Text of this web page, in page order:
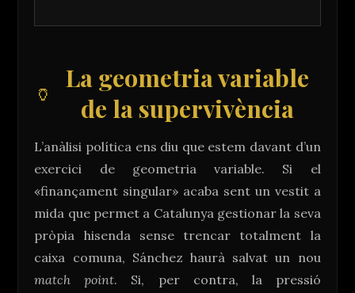
La geometria variable
de la supervivència
L’anàlisi política ens diu que estem davant d’un
exercici de geometria variable. Si el
«finançament singular» acaba sent un vestit a
mida que permet a Catalunya gestionar la seva
pròpia hisenda sense trencar totalment la
caixa comuna, Sánchez haurà salvat un nou
match point. Si, per contra, la pressió